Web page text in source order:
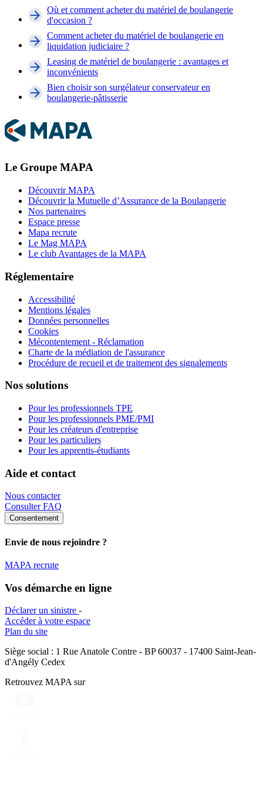
Où et comment acheter du matériel de boulangerie
d'occasion ?
Comment acheter du matériel de boulangerie en
liquidation judiciaire ?
Leasing de matériel de boulangerie : avantages et
inconvénients
Bien choisir son surgélateur conservateur en
boulangerie-pâtisserie
Le Groupe MAPA
Découvrir MAPA
Découvrir la Mutuelle d’Assurance de la Boulangerie
Nos partenaires
Espace presse
Mapa recrute
Le Mag MAPA
Le club Avantages de la MAPA
Réglementaire
Accessibilité
Mentions légales
Données personnelles
Cookies
Mécontentement - Réclamation
Charte de la médiation de l'assurance
Procédure de recueil et de traitement des signalements
Nos solutions
Pour les professionnels TPE
Pour les professionnels PME/PMI
Pour les créateurs d'entreprise
Pour les particuliers
Pour les apprentis-étudiants
Aide et contact
Nous contacter
Consulter FAQ
Consentement
Envie de nous rejoindre ?
MAPA recrute
Vos démarche en ligne
Déclarer un sinistre -
Accéder à votre espace
Plan du site
Siège social : 1 Rue Anatole Contre - BP 60037 - 17400 Saint-Jean-
d'Angély Cedex
Retrouvez MAPA sur